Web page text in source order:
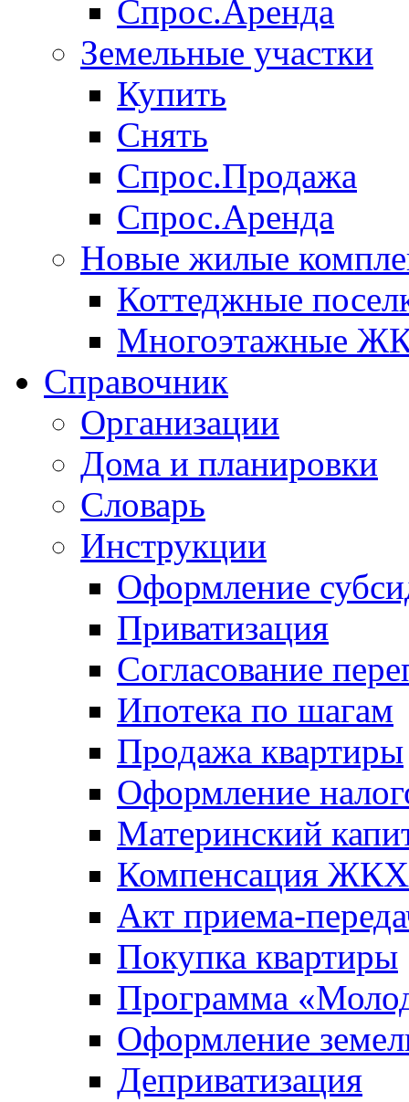
Спрос.Аренда
Земельные участки
Купить
Снять
Спрос.Продажа
Спрос.Аренда
Новые жилые
Коттеджные
Многоэтажные
Справочник
Организации
Дома и планировки
Словарь
Инструкции
Оформление
Приватизация
Согласование
Ипотека по шагам
Продажа квартиры
Оформление
Материнский
Компенсация ЖКХ
Акт приема-
Покупка квартиры
Программа
Оформление
Деприватизация